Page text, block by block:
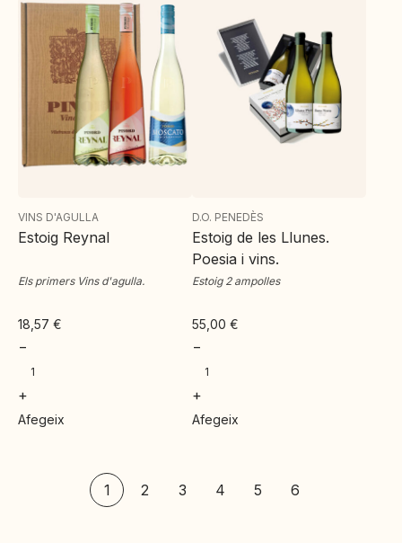
VINS D'AGULLA
Estoig Reynal
Els primers Vins d'agulla.
18,57 €
−
+
Afegeix
D.O. PENEDÈS
Estoig de les Llunes.
Poesia i vins.
Estoig 2 ampolles
55,00 €
−
+
Afegeix
1 2 3 4 5 6